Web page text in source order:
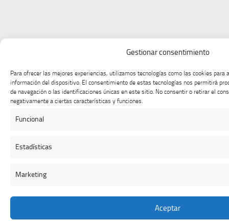
Gestionar consentimiento
Para ofrecer las mejores experiencias, utilizamos tecnologías como las cookies para
información del dispositivo. El consentimiento de estas tecnologías nos permitirá
de navegación o las identificaciones únicas en este sitio. No consentir o retirar el
negativamente a ciertas características y funciones.
Funcional
Estadísticas
Marketing
Aceptar